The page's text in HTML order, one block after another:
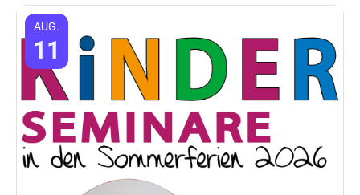
AUG.
11